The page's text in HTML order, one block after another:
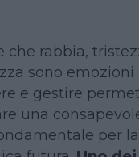
che rabbia,
sono
e gestire
una
per